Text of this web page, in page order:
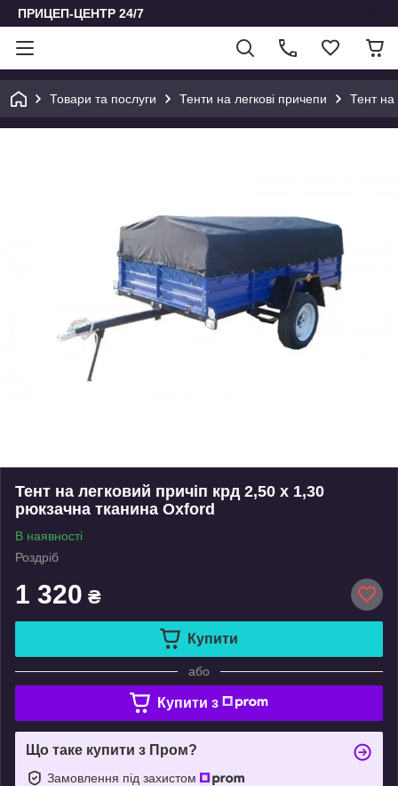
ПРИЦЕП-ЦЕНТР 24/7
Товари та послуги Тенти на легкові причепи Тент на
Тент на легковий причіп крд 2,50 х 1,30
рюкзачна тканина Oxford
В наявності
Роздріб
1 320 ₴
Купити
або
Купити з
Що таке купити з Пром?
Замовлення під захистом